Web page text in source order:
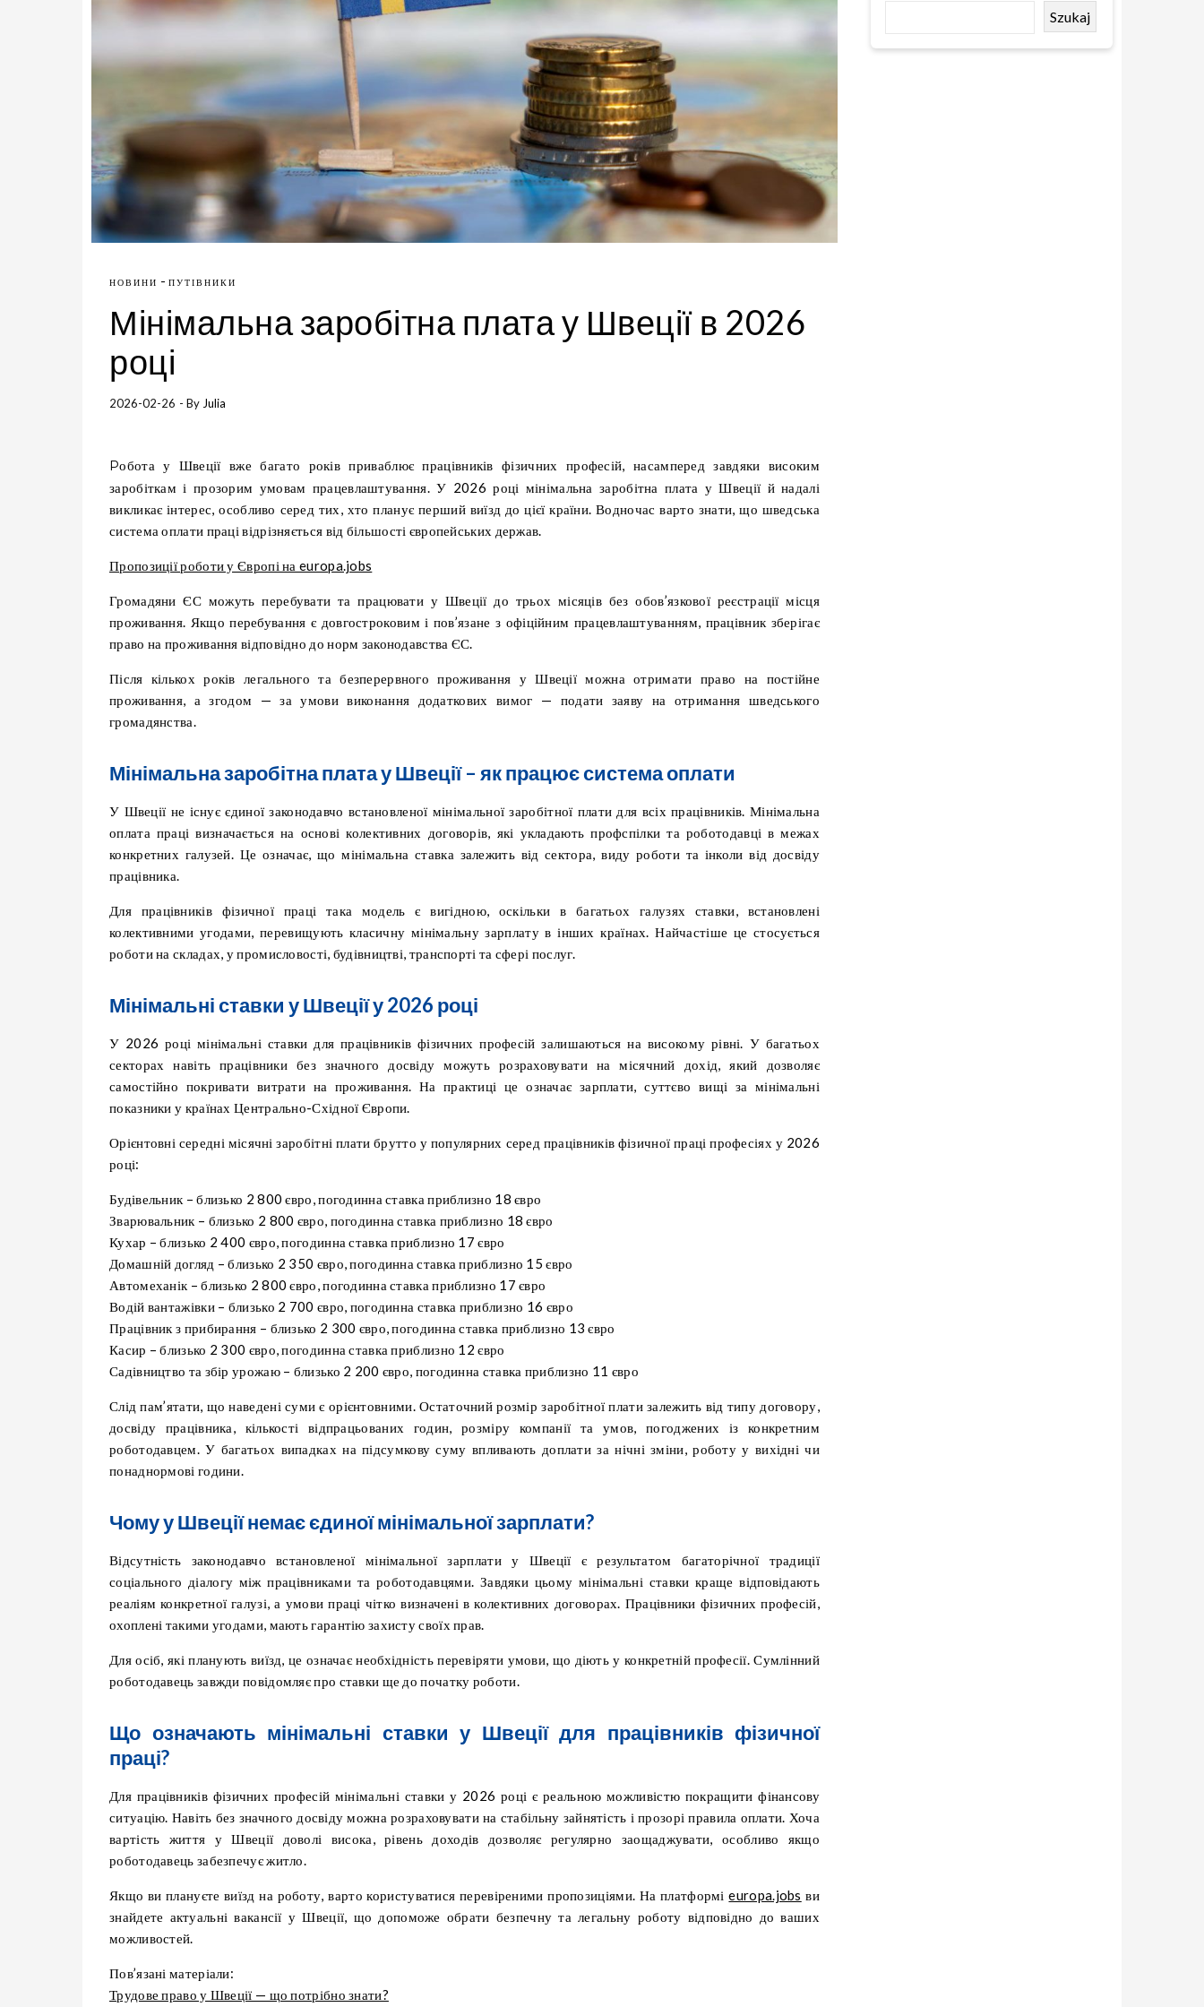
НОВИНИ - ПУТІВНИКИ
Мінімальна заробітна плата у Швеції в 2026
році
2026-02-26 - ByJulia
Робота у Швеції вже багато років приваблює працівників фізичних професій, насамперед завдяки високим
заробіткам і прозорим умовам працевлаштування. У 2026 році мінімальна заробітна плата у Швеції й надалі
викликає інтерес, особливо серед тих, хто планує перший виїзд до цієї країни. Водночас варто знати, що шведська
система оплати праці відрізняється від більшості європейських держав.
Пропозиції роботи у Європі на europa.jobs
Громадяни ЄС можуть перебувати та працювати у Швеції до трьох місяців без обов’язкової реєстрації місця
проживання. Якщо перебування є довгостроковим і пов’язане з офіційним працевлаштуванням, працівник зберігає
право на проживання відповідно до норм законодавства ЄС.
Після кількох років легального та безперервного проживання у Швеції можна отримати право на постійне
проживання, а згодом — за умови виконання додаткових вимог — подати заяву на отримання шведського
громадянства.
Мінімальна заробітна плата у Швеції – як працює система оплати
У Швеції не існує єдиної законодавчо встановленої мінімальної заробітної плати для всіх працівників. Мінімальна
оплата праці визначається на основі колективних договорів, які укладають профспілки та роботодавці в межах
конкретних галузей. Це означає, що мінімальна ставка залежить від сектора, виду роботи та інколи від досвіду
працівника.
Для працівників фізичної праці така модель є вигідною, оскільки в багатьох галузях ставки, встановлені
колективними угодами, перевищують класичну мінімальну зарплату в інших країнах. Найчастіше це стосується
роботи на складах, у промисловості, будівництві, транспорті та сфері послуг.
Мінімальні ставки у Швеції у 2026 році
У 2026 році мінімальні ставки для працівників фізичних професій залишаються на високому рівні. У багатьох
секторах навіть працівники без значного досвіду можуть розраховувати на місячний дохід, який дозволяє
самостійно покривати витрати на проживання. На практиці це означає зарплати, суттєво вищі за мінімальні
показники у країнах Центрально-Східної Європи.
Орієнтовні середні місячні заробітні плати брутто у популярних серед працівників фізичної праці професіях у 2026
році:
Будівельник – близько 2 800 євро, погодинна ставка приблизно 18 євро
Зварювальник – близько 2 800 євро, погодинна ставка приблизно 18 євро
Кухар – близько 2 400 євро, погодинна ставка приблизно 17 євро
Домашній догляд – близько 2 350 євро, погодинна ставка приблизно 15 євро
Автомеханік – близько 2 800 євро, погодинна ставка приблизно 17 євро
Водій вантажівки – близько 2 700 євро, погодинна ставка приблизно 16 євро
Працівник з прибирання – близько 2 300 євро, погодинна ставка приблизно 13 євро
Касир – близько 2 300 євро, погодинна ставка приблизно 12 євро
Садівництво та збір урожаю – близько 2 200 євро, погодинна ставка приблизно 11 євро
Слід пам’ятати, що наведені суми є орієнтовними. Остаточний розмір заробітної плати залежить від типу договору,
досвіду працівника, кількості відпрацьованих годин, розміру компанії та умов, погоджених із конкретним
роботодавцем. У багатьох випадках на підсумкову суму впливають доплати за нічні зміни, роботу у вихідні чи
понаднормові години.
Чому у Швеції немає єдиної мінімальної зарплати?
Відсутність законодавчо встановленої мінімальної зарплати у Швеції є результатом багаторічної традиції
соціального діалогу між працівниками та роботодавцями. Завдяки цьому мінімальні ставки краще відповідають
реаліям конкретної галузі, а умови праці чітко визначені в колективних договорах. Працівники фізичних професій,
охоплені такими угодами, мають гарантію захисту своїх прав.
Для осіб, які планують виїзд, це означає необхідність перевіряти умови, що діють у конкретній професії. Сумлінний
роботодавець завжди повідомляє про ставки ще до початку роботи.
Що означають мінімальні ставки у Швеції для працівників фізичної
праці?
Для працівників фізичних професій мінімальні ставки у 2026 році є реальною можливістю покращити фінансову
ситуацію. Навіть без значного досвіду можна розраховувати на стабільну зайнятість і прозорі правила оплати. Хоча
вартість життя у Швеції доволі висока, рівень доходів дозволяє регулярно заощаджувати, особливо якщо
роботодавець забезпечує житло.
Якщо ви плануєте виїзд на роботу, варто користуватися перевіреними пропозиціями. На платформіeuropa.jobs ви
знайдете актуальні вакансії у Швеції, що допоможе обрати безпечну та легальну роботу відповідно до ваших
можливостей.
Пов’язані матеріали:
Трудове право у Швеції — що потрібно знати?
Szukaj